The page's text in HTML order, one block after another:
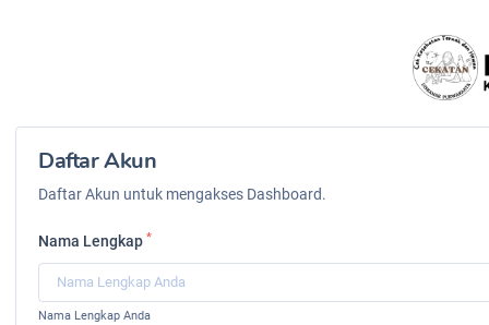
Daftar Akun
Daftar Akun untuk mengakses Dashboard.
Nama Lengkap *
Nama Lengkap Anda